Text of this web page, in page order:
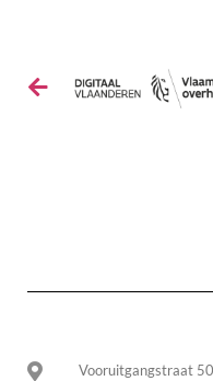
Vooruitgangstraat